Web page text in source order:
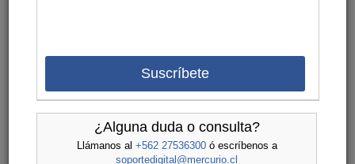
Suscríbete
¿Alguna duda o consulta?
Llámanos al +562 27536300ó escríbenos a
soportedigital@mercurio.cl